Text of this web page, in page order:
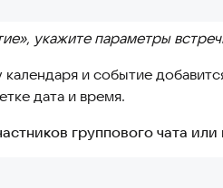
укажите параметры
и событие
дата и время.
группового чата